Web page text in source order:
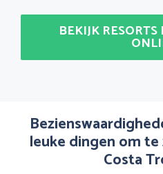
BEKIJK
leuke dingen om
Costa